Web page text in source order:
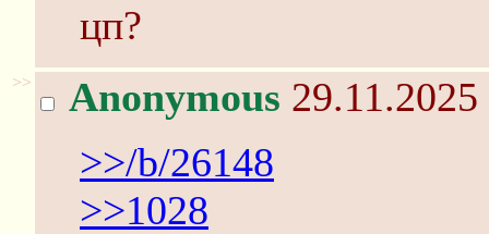
цп?
>> Anonymous
>>/b/26148
>>1028